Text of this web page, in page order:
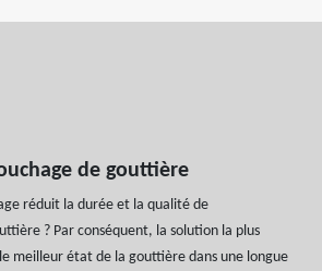
de gouttière
réduit la durée et la qualité de
? Par conséquent, la solution la plus
meilleur état de la gouttière dans une longue